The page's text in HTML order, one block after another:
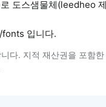
도스샘물체(leedheo
입니다.
다. 지적 재산권을 포함한